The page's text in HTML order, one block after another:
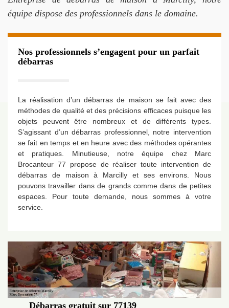
équipe dispose des professionnels dans le domaine.
Nos professionnels s’engagent pour un parfait
débarras
La réalisation d’un débarras de maison se fait avec des
méthodes de qualité et des précisions efficaces puisque les
objets peuvent être nombreux et de différents types.
S’agissant d’un débarras professionnel, notre intervention
se fait en temps et en heure avec des méthodes opérantes
et pratiques. Minutieuse, notre équipe chez Marc
Brocanteur 77 propose de réaliser toute intervention de
débarras de maison à Marcilly et ses environs. Nous
pouvons travailler dans de grands comme dans de petites
espaces. Pour toute demande, nous sommes à votre
service.
Débarras gratuit sur 77139